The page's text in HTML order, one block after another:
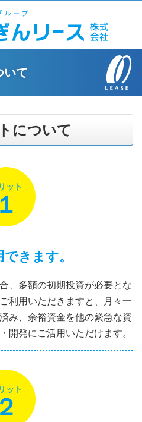
いて
について
ット
１
きます。
、多額の初期投資が必要とな
利用いただきますと、月々一
み、余裕資金を他の緊急な資
開発にご活用いただけます。
ット
２